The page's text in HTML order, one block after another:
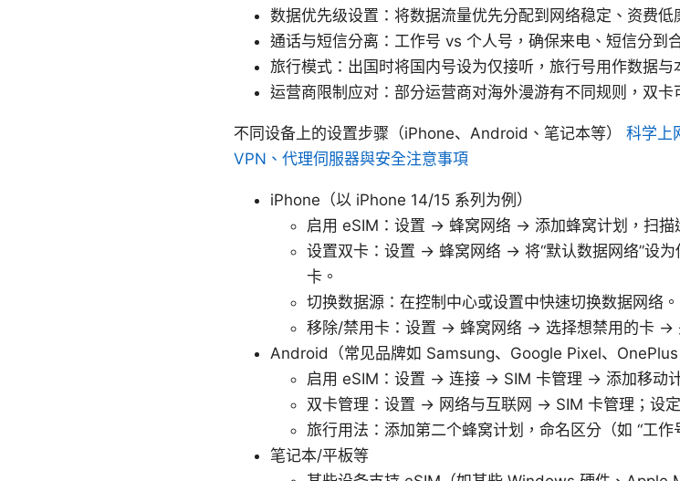
数据优先级设置：将数据流量优先分配到网络稳定、资费低
通话与短信分离：工作号 vs 个人号，确保来电、短信分到
旅行模式：出国时将国内号设为仅接听，旅行号用作数据与
运营商限制应对：部分运营商对海外漫游有不同规则，双卡
不同设备上的设置步骤（iPhone、Android、笔记本等） 科学上
VPN、代理伺服器與安全注意事項
iPhone（以 iPhone 14/15 系列为例）
启用 eSIM：设置 → 蜂窝网络 → 添加蜂窝计划，扫描
设置双卡：设置 → 蜂窝网络 → 将“默认数据网络”设为
卡。
切换数据源：在控制中心或设置中快速切换数据网络。
移除/禁用卡：设置 → 蜂窝网络 → 选择想禁用的卡 →
Android（常见品牌如 Samsung、Google Pixel、OnePlus
启用 eSIM：设置 → 连接 → SIM 卡管理 → 添加移动
双卡管理：设置 → 网络与互联网 → SIM 卡管理；设
旅行用法：添加第二个蜂窝计划，命名区分（如 “工作
笔记本/平板等